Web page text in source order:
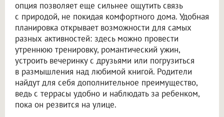
опция позволяет еще сильнее ощутить связь
с природой, не покидая комфортного дома. Удобная
планировка открывает возможности для самых
разных активностей: здесь можно провести
утреннюю тренировку, романтический ужин,
устроить вечеринку с друзьями или погрузиться
в размышления над любимой книгой. Родители
найдут для себя дополнительное преимущество,
ведь с террасы удобно и наблюдать за ребенком,
пока он резвится на улице.